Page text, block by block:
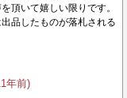
頂いて嬉しい限りです。
品したものが落札される
年前)